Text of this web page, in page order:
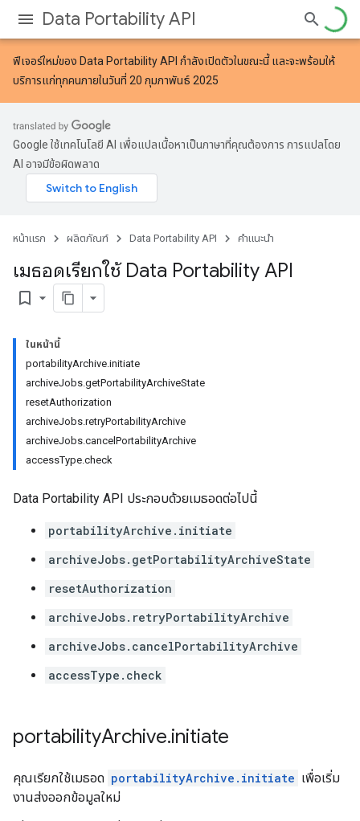
Data Portability API
ฟีเจอร์ใหม่ของ Data Portability API กำลังเปิดตัวในขณะนี้ และจะพร้อมให้
บริการแก่ทุกคนภายในวันที่ 20 กุมภาพันธ์ 2025
Google ใช้เทคโนโลยี AI เพื่อแปลเนื้อหาเป็นภาษาที่คุณต้องการ การแปลโดย
AI อาจมีข้อผิดพลาด
หน้าแรก ผลิตภัณฑ์ Data Portability API คำแนะนำ
เมธอดเรียกใช้ Data Portability API
bookmark_border
ในหน้านี้
portabilityArchive.initiate
archiveJobs.getPortabilityArchiveState
resetAuthorization
archiveJobs.retryPortabilityArchive
archiveJobs.cancelPortabilityArchive
accessType.check
Data Portability API ประกอบด้วยเมธอดต่อไปนี้
portabilityArchive.initiate
archiveJobs.getPortabilityArchiveState
resetAuthorization
archiveJobs.retryPortabilityArchive
archiveJobs.cancelPortabilityArchive
accessType.check
portabilityArchive.initiate
คุณเรียกใช้เมธอด portabilityArchive.initiate เพื่อเริ่ม
งานส่งออกข้อมูลใหม่